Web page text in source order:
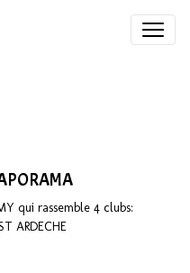
qui rassemble 4 clubs:
ARDECHE